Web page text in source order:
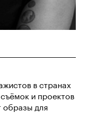
в странах
и проектов
образы для